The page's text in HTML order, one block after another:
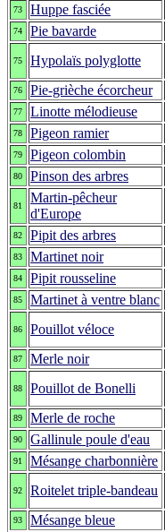
73 Huppe fasciée
74 Pie bavarde
75 Hypolaïs polyglotte
76 Pie-grièche écorcheur
77 Linotte mélodieuse
78 Pigeon ramier
79 Pigeon colombin
80 Pinson des arbres
81
Martin-pêcheur
d'Europe
82 Pipit des arbres
83 Martinet noir
84 Pipit rousseline
85 Martinet à ventre blanc
86 Pouillot véloce
87 Merle noir
88 Pouillot de Bonelli
89 Merle de roche
90 Gallinule poule d'eau
91 Mésange charbonnière
92 Roitelet triple-bandeau
93 Mésange bleue